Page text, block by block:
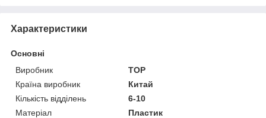
Характеристики
Основні
Виробник
TOP
Країна виробник
Китай
Кількість відділень
6-10
Матеріал
Пластик